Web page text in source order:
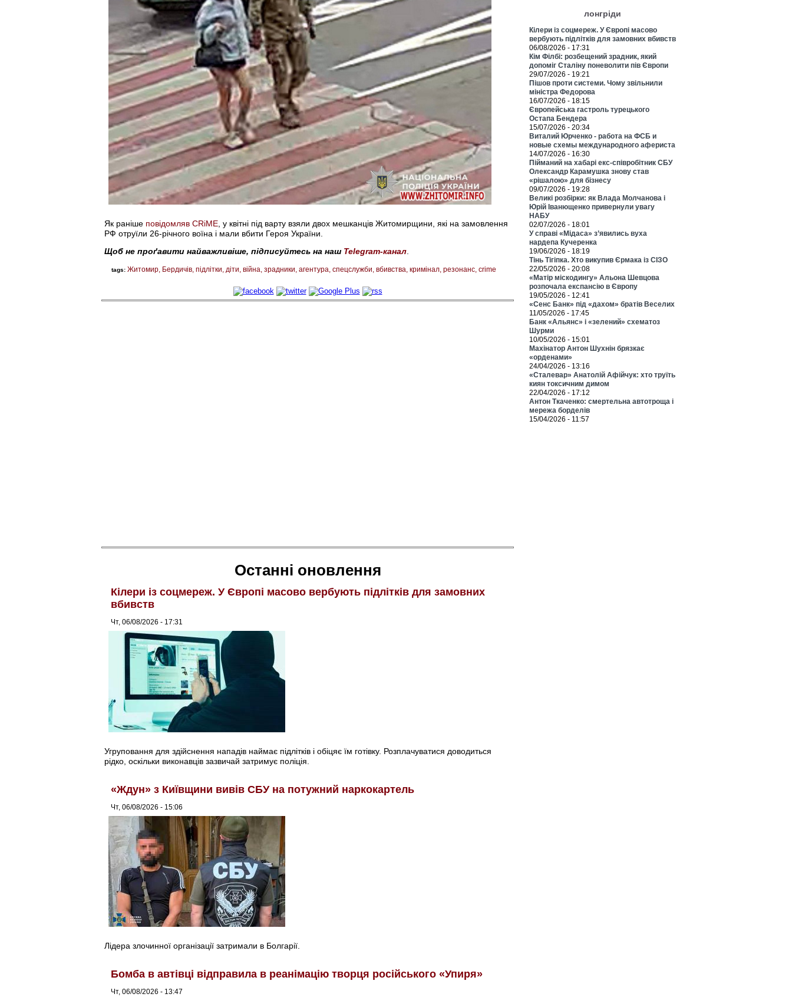
Як раніше повідомляв CRiME , у квітні під варту взяли двох мешканців Житомирщини, які на замовлення
РФ отруїли 26-річного воїна і мали вбити Героя України.
Щоб не проґавити найважливіше, підписуйтесь на наш Telegram-канал
tags: Житомир Бердичів підлітки діти війна зрадники агентура спецслужби вбивства кримінал резонанс crime
Останні оновлення
Кілери із соцмереж. У Європі масово вербують підлітків для замовних
вбивств
Чт, 06/08/2026 - 17:31
Угруповання для здійснення нападів наймає підлітків і обіцяє їм готівку. Розплачуватися доводиться
рідко, оскільки виконавців зазвичай затримує поліція.
«Ждун» з Київщини вивів СБУ на потужний наркокартель
Чт, 06/08/2026 - 15:06
Лідера злочинної організації затримали в Болгарії.
Бомба в автівці відправила в реанімацію творця російського «Упиря»
Чт, 06/08/2026 - 13:47
лонгріди
Кілери із соцмереж. У Європі масово
вербують підлітків для замовних вбивств
06/08/2026 - 17:31
Кім Філбі: розбещений зрадник, який
допоміг Сталіну поневолити пів Європи
29/07/2026 - 19:21
Пішов проти системи. Чому звільнили
міністра Федорова
16/07/2026 - 18:15
Європейська гастроль турецького
Остапа Бендера
15/07/2026 - 20:34
Виталий Юрченко - работа на ФСБ и
новые схемы международного афериста
14/07/2026 - 16:30
Пійманий на хабарі екс-співробітник СБУ
Олександр Карамушка знову став
«рішалою» для бізнесу
09/07/2026 - 19:28
Великі розбірки: як Влада Молчанова і
Юрій Іванющенко привернули увагу
НАБУ
02/07/2026 - 18:01
У справі «Мідаса» з’явились вуха
нардепа Кучеренка
19/06/2026 - 18:19
Тінь Тігіпка. Хто викупив Єрмака із СІЗО
22/05/2026 - 20:08
«Матір міскодингу» Альона Шевцова
розпочала експансію в Європу
19/05/2026 - 12:41
«Сенс Банк» під «дахом» братів Веселих
11/05/2026 - 17:45
Банк «Альянс» і «зелений» схематоз
Шурми
10/05/2026 - 15:01
Махінатор Антон Шухнін брязкає
«орденами»
24/04/2026 - 13:16
«Сталевар» Анатолій Афійчук: хто труїть
киян токсичним димом
22/04/2026 - 17:12
Антон Ткаченко: смертельна автотроща і
мережа борделів
15/04/2026 - 11:57